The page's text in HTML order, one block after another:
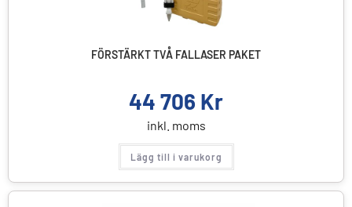
FÖRSTÄRKT TVÅ FALLASER PAKET
44 706 Kr
inkl. moms
Lägg till i varukorg